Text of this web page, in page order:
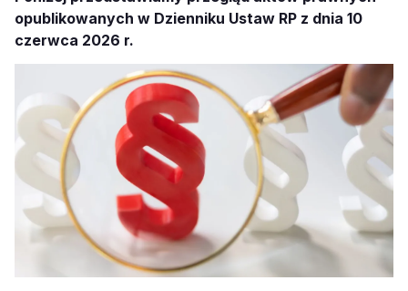
opublikowanych w Dzienniku Ustaw RP z dnia 10
czerwca 2026 r.